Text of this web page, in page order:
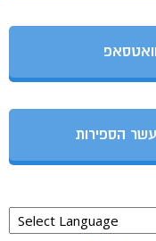
הספירות